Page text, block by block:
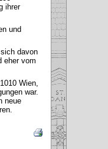
ihrer
und
davon
eher vom
Wien,
war.
neue